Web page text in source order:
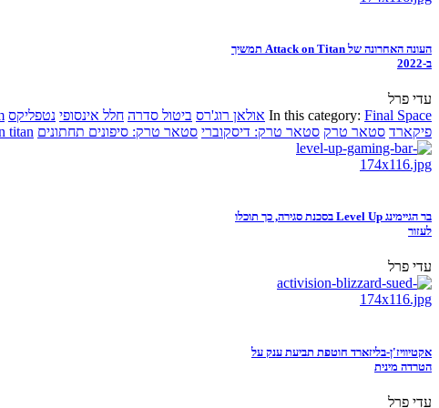
העונה האחרונה של Attack on Titan תמשיך
ב-2022
עדי פרל
In this category: Final Space אולאן רוג'רס ביטול סדרה חלל אינסופי נטפליקס
פיקארד סטאר טרק סטאר טרק: דיסקוברי סטאר טרק: סיפונים תחתונים titan
בר הגיימינג Level Up בסכנת סגירה, כך תוכלו
לעזור
עדי פרל
אקטיוויז'ן-בליזארד חוטפת תביעת ענק על
הטרדה מינית
עדי פרל